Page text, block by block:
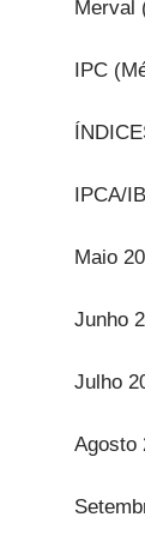
Merval
IPC
IPCA/
Maio
Junho
Julho
Agosto